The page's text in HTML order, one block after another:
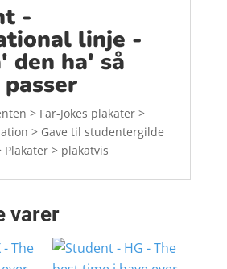
-
linje -
den ha' så
> Far-Jokes plakater >
> Gave til studentergilde
Plakater > plakatvis
varer